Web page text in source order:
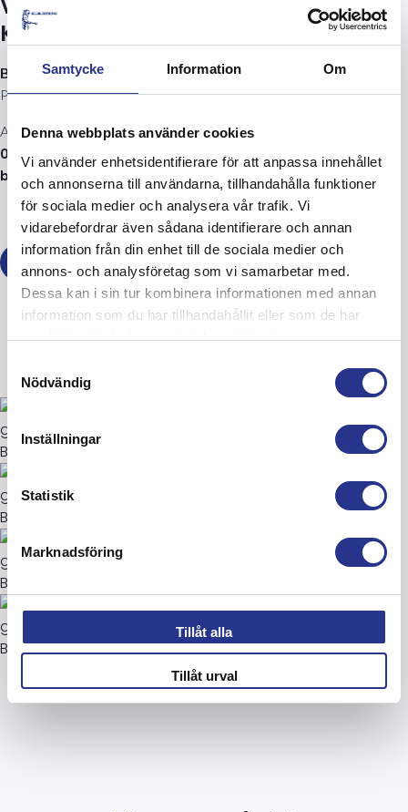
Samtycke Information Om
Denna webbplats använder cookies
Vi använder enhetsidentifierare för att anpassa innehållet
och annonserna till användarna, tillhandahålla funktioner
för sociala medier och analysera vår trafik. Vi
vidarebefordrar även sådana identifierare och annan
information från din enhet till de sociala medier och
annons- och analysföretag som vi samarbetar med.
Dessa kan i sin tur kombinera informationen med annan
information som du har tillhandahållit eller som de har
samlat in när du har använt deras tjänster.
Nödvändig
Inställningar
Statistik
Marknadsföring
Tillåt alla
Tillåt urval
Vill du veta mer om projektet?
Kontakta oss.
Björn Viderberg
Platschef
Allblästring Anläggning
08-771 73 44
bjorn.viderberg@allblastring.se
Läs mer om våra tjänster inom området Anläggning